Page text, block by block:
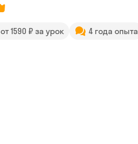
от 1590 ₽ за урок 4 года опыта